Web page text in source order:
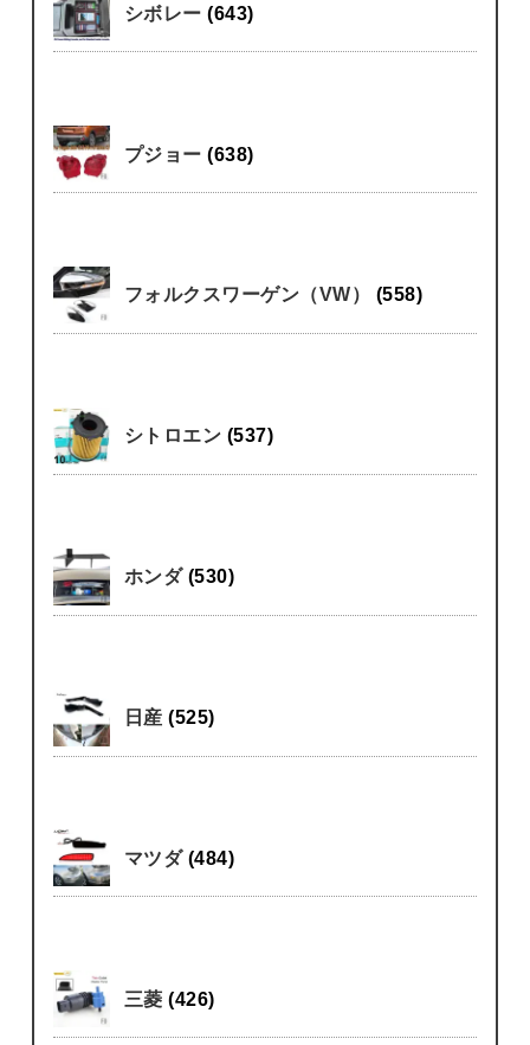
シボレー(643)
プジョー(638)
フォルクスワーゲン（VW） (558)
シトロエン (537)
ホンダ (530)
日産(525)
マツダ (484)
三菱(426)